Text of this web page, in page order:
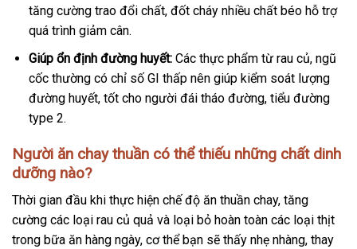
tăng cường trao đổi chất, đốt cháy nhiều chất béo hỗ trợ
quá trình giảm cân.
Giúp ổn định đường huyết:Các thực phẩm từ rau củ, ngũ
cốc thường có chỉ số GI thấp nên giúp kiểm soát lượng
đường huyết, tốt cho người đái tháo đường, tiểu đường
type 2.
Người ăn chay thuần có thể thiếu những chất dinh
dưỡng nào?
Thời gian đầu khi thực hiện chế độ ăn thuần chay, tăng
cường các loại rau củ quả và loại bỏ hoàn toàn các loại thịt
trong bữa ăn hàng ngày, cơ thể bạn sẽ thấy nhẹ nhàng, thay